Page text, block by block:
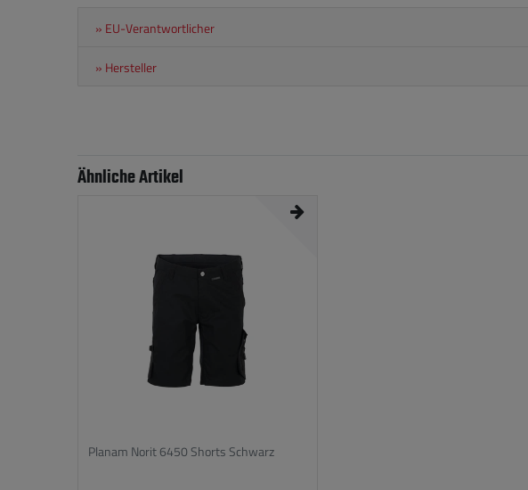
» EU-Verantwortlicher
» Hersteller
Ähnliche Artikel
Planam Norit 6450 Shorts Schwarz